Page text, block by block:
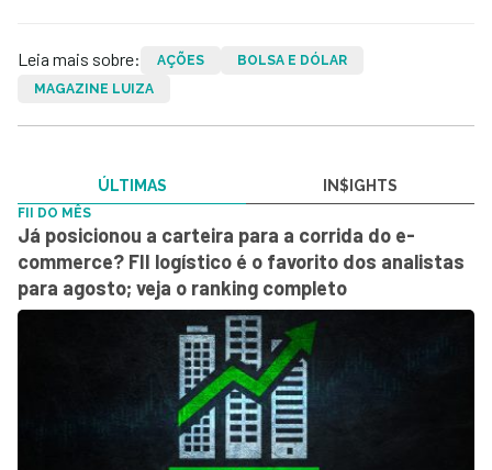
Leia mais sobre: AÇÕES
BOLSA E DÓLAR
MAGAZINE LUIZA
ÚLTIMAS IN$IGHTS
FII DO MÊS
Já posicionou a carteira para a corrida do e-
commerce? FII logístico é o favorito dos analistas
para agosto; veja o ranking completo